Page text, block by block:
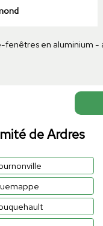
fenêtres en aluminium -
de Ardres